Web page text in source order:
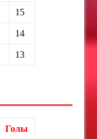
15
14
13
Голы